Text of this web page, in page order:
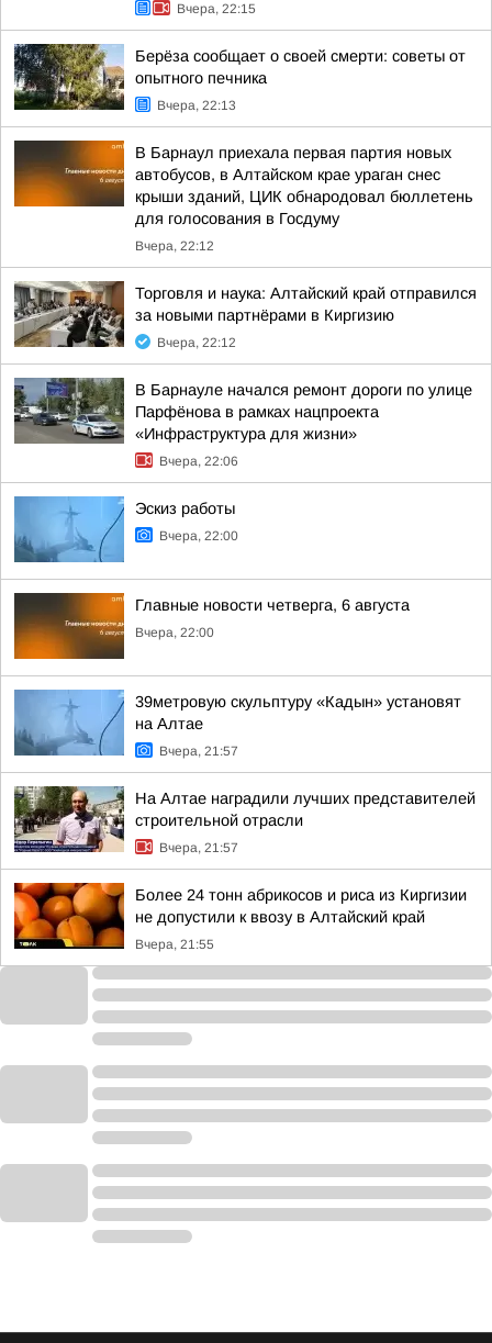
Вчера, 22:15
Берёза сообщает о своей смерти: советы от
опытного печника
Вчера, 22:13
В Барнаул приехала первая партия новых
автобусов, в Алтайском крае ураган снес
крыши зданий, ЦИК обнародовал бюллетень
для голосования в Госдуму
Вчера, 22:12
Торговля и наука: Алтайский край отправился
за новыми партнёрами в Киргизию
Вчера, 22:12
В Барнауле начался ремонт дороги по улице
Парфёнова в рамках нацпроекта
«Инфраструктура для жизни»
Вчера, 22:06
Эскиз работы
Вчера, 22:00
Главные новости четверга, 6 августа
Вчера, 22:00
39метровую скульптуру «Кадын» установят
на Алтае
Вчера, 21:57
На Алтае наградили лучших представителей
строительной отрасли
Вчера, 21:57
Более 24 тонн абрикосов и риса из Киргизии
не допустили к ввозу в Алтайский край
Вчера, 21:55